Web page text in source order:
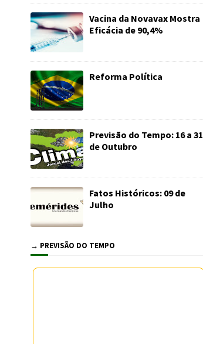
Vacina da Novavax Mostra
Eficácia de 90,4%
Reforma Política
Previsão do Tempo: 16 a 31
de Outubro
Fatos Históricos: 09 de
Julho
→ PREVISÃO DO TEMPO